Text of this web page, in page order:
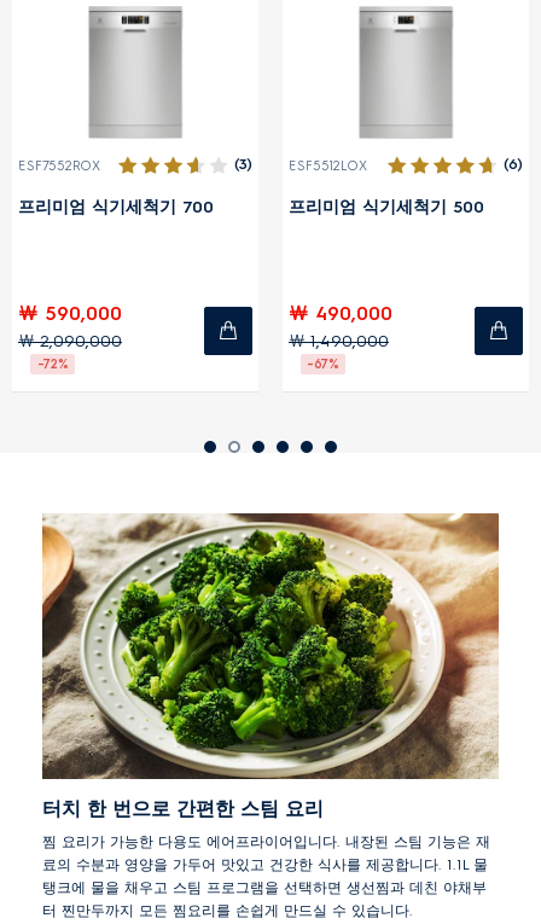
(3)
미엄 식기세척기 700
590,000
ESF5512LOX (6)
프리미엄 식기세척기 500
￦ 490,000
￦ 1,490,000
터치 한 번으로 간편한 스팀 요리
찜 요리가 가능한 다용도 에어프라이어입니다. 내장된 스팀 기능은 재
료의 수분과 영양을 가두어 맛있고 건강한 식사를 제공합니다. 1.1L 물
탱크에 물을 채우고 스팀 프로그램을 선택하면 생선찜과 데친 야채부
터 찐만두까지 모든 찜요리를 손쉽게 만드실 수 있습니다.